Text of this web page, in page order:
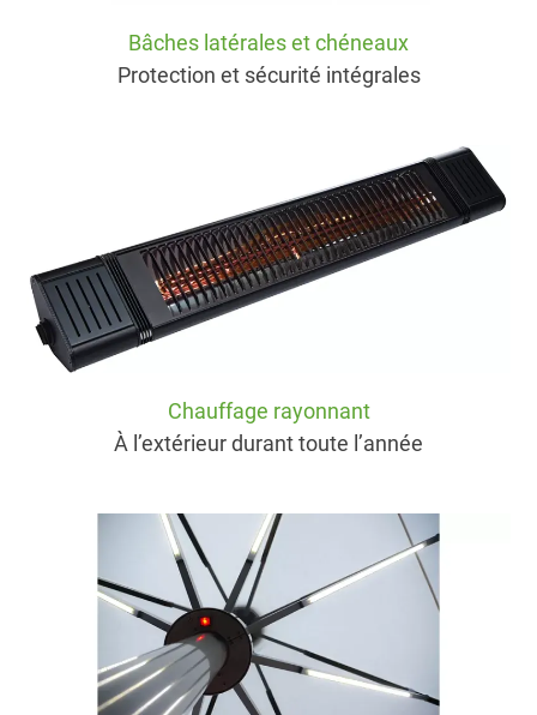
Bâches latérales et chéneaux
Protection et sécurité intégrales
Chauffage rayonnant
À l’extérieur durant toute l’année